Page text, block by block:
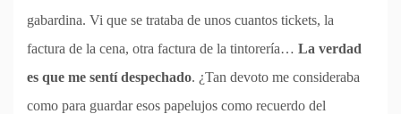
gabardina. Vi que se trataba de unos cuantos tickets, la
factura de la cena, otra factura de la tintorería… La verdad
es que me sentí despechado. ¿Tan devoto me consideraba
como para guardar esos papelujos como recuerdo del